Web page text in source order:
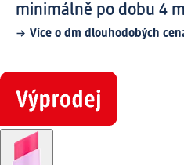
minimálně po dobu 4
Více o dm dlouhodobých